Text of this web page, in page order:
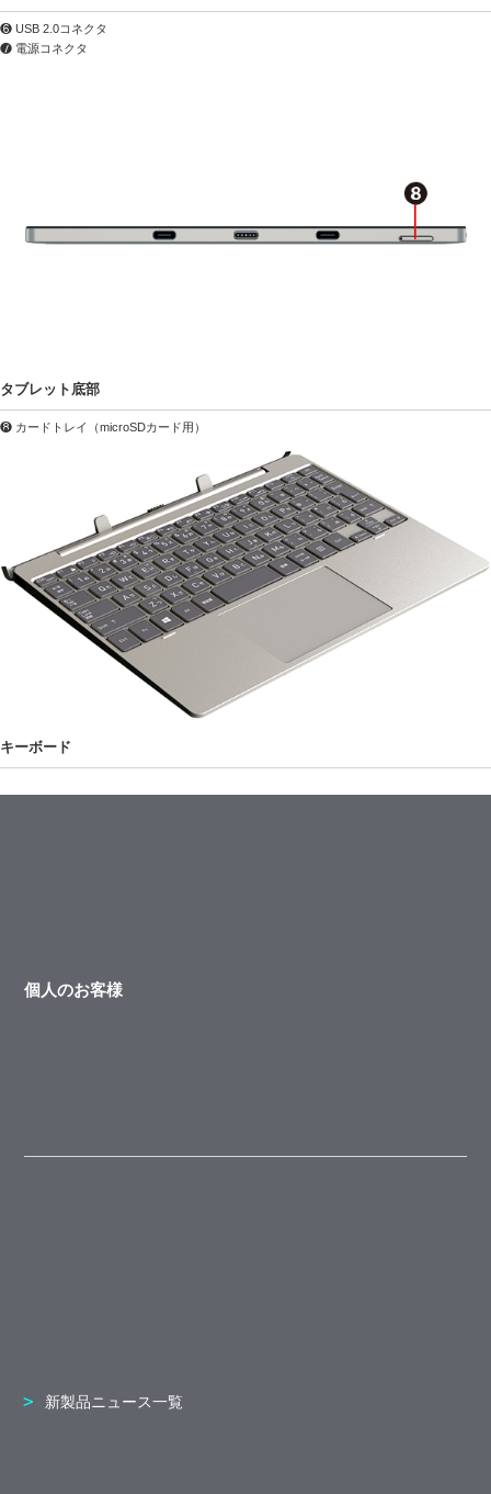
❻ USB 2.0コネクタ
❼ 電源コネクタ
タブレット底部
❽ カードトレイ（microSDカード用）
キーボード
個人のお客様
新製品ニュース一覧